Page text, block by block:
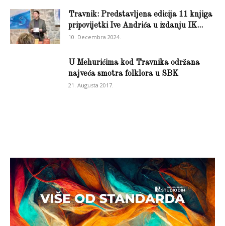
Travnik: Predstavljena edicija 11 knjiga
pripovijetki Ive Andrića u izdanju IK...
10. Decembra 2024.
U Mehurićima kod Travnika održana
najveća smotra folklora u SBK
21. Augusta 2017.